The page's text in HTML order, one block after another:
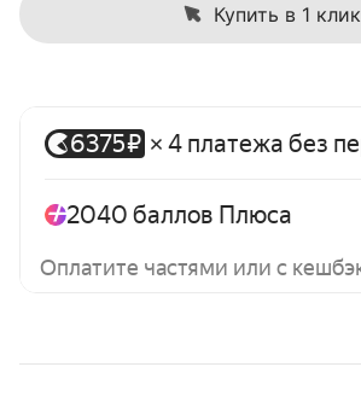
Купить в 1 клик